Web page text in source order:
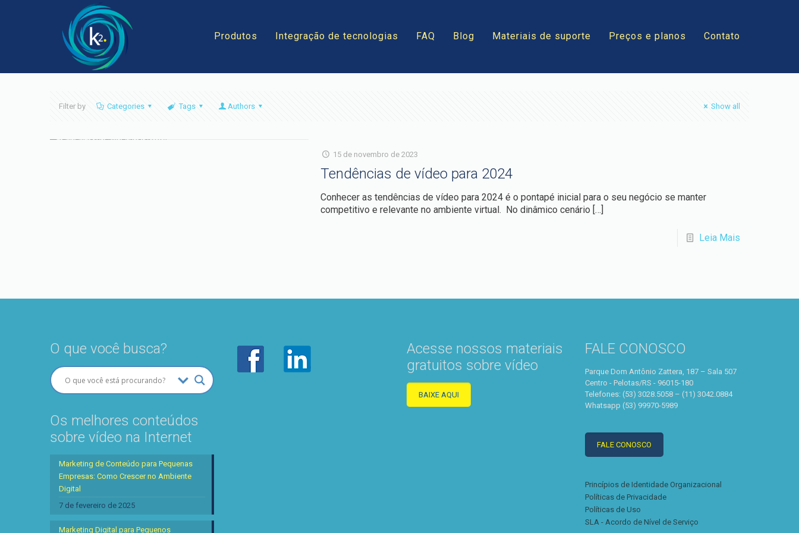
Produtos Integração de tecnologias FAQ Blog Materiais de suporte Preços e planos Contato
Filter by Categories Tags Authors Show all
15 de novembro de 2023
Tendências de vídeo para 2024
Conhecer as tendências de vídeo para 2024 é o pontapé inicial para o seu negócio se manter
competitivo e relevante no ambiente virtual. No dinâmico cenário […]
Leia Mais
O que você busca?
Os melhores conteúdos
sobre vídeo na Internet
Marketing de Conteúdo para Pequenas
Empresas: Como Crescer no Ambiente
Digital
7 de fevereiro de 2025
Marketing Digital para Pequenos
Acesse nossos materiais
gratuitos sobre vídeo
BAIXE AQUI
FALE CONOSCO
Parque Dom Antônio Zattera, 187 – Sala 507
Centro - Pelotas/RS - 96015-180
Telefones: (53) 3028.5058 – (11) 3042.0884
Whatsapp (53) 99970-5989
FALE CONOSCO
Princípios de Identidade Organizacional
Políticas de Privacidade
Políticas de Uso
SLA - Acordo de Nível de Serviço